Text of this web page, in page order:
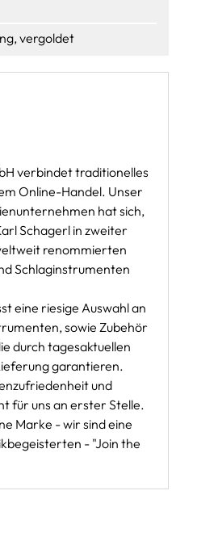
vergoldet
verbindet traditionelles
Online-Handel. Unser
hat sich,
Schagerl in zweiter
renommierten
Schlaginstrumenten
eine riesige Auswahl an
sowie Zubehör
durch tagesaktuellen
garantieren.
und
für uns an erster Stelle.
Marke - wir sind eine
- "Join the